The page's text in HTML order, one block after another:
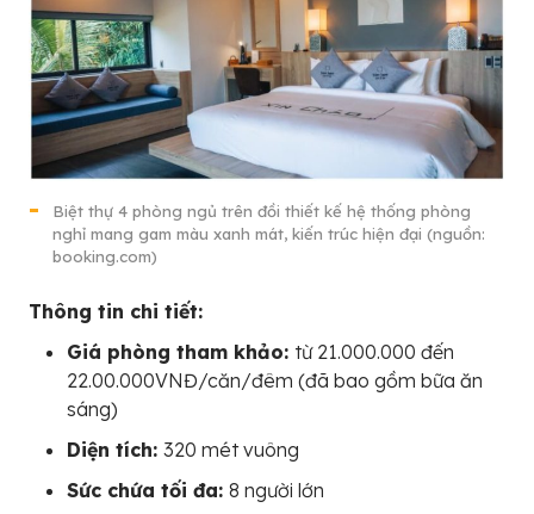
Biệt thự 4 phòng ngủ trên đồi thiết kế hệ thống phòng
nghỉ mang gam màu xanh mát, kiến trúc hiện đại (nguồn:
booking.com)
Thông tin chi tiết:
Giá phòng tham khảo: từ 21.000.000 đến
22.00.000VNĐ/căn/đêm (đã bao gồm bữa ăn
sáng)
Diện tích: 320 mét vuông
Sức chứa tối đa: 8 người lớn